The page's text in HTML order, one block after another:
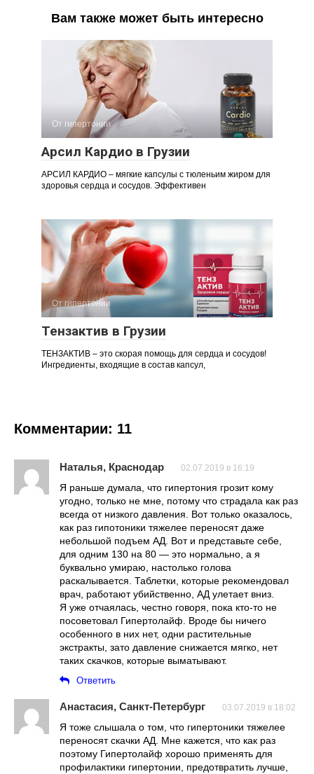
Вам также может быть интересно
От гипертонии
Арсил Кардио в Грузии
АРСИЛ КАРДИО – мягкие капсулы с тюленьим жиром для
здоровья сердца и сосудов. Эффективен
От гипертонии
Тензактив в Грузии
ТЕНЗАКТИВ – это скорая помощь для сердца и сосудов!
Ингредиенты, входящие в состав капсул,
Комментарии: 11
Наталья, Краснодар 02.07.2019 в 16:19
Я раньше думала, что гипертония грозит кому
угодно, только не мне, потому что страдала как раз
всегда от низкого давления. Вот только оказалось,
как раз гипотоники тяжелее переносят даже
небольшой подъем АД. Вот и представьте себе,
для одним 130 на 80 — это нормально, а я
буквально умираю, настолько голова
раскалывается. Таблетки, которые рекомендовал
врач, работают убийственно, АД улетает вниз.
Я уже отчаялась, честно говоря, пока кто-то не
посоветовал Гипертолайф. Вроде бы ничего
особенного в них нет, одни растительные
экстракты, зато давление снижается мягко, нет
таких скачков, которые выматывают.
Ответить
Анастасия, Санкт-Петербург 03.07.2019 в 18:02
Я тоже слышала о том, что гипертоники тяжелее
переносят скачки АД. Мне кажется, что как раз
поэтому Гипертолайф хорошо применять для
профилактики гипертонии, предотвратить лучше,